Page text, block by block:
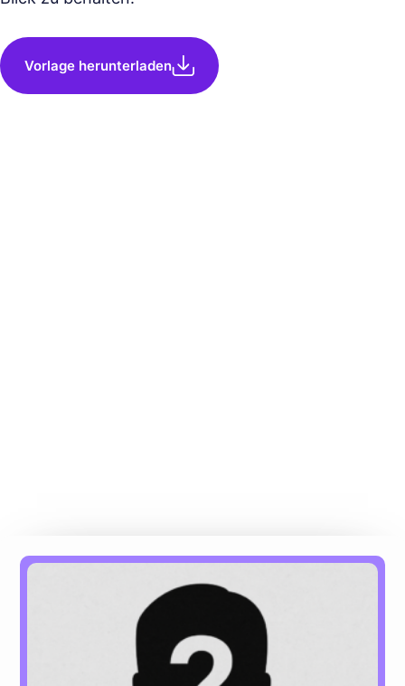
Vorlage herunterladen